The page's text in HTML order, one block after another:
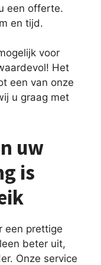
een offerte.
en tijd.
voor
Het
een van onze
u graag met
uw
is
een prettige
beter uit,
Onze service